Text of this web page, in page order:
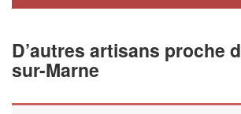
D’autres artisans proche
sur-Marne